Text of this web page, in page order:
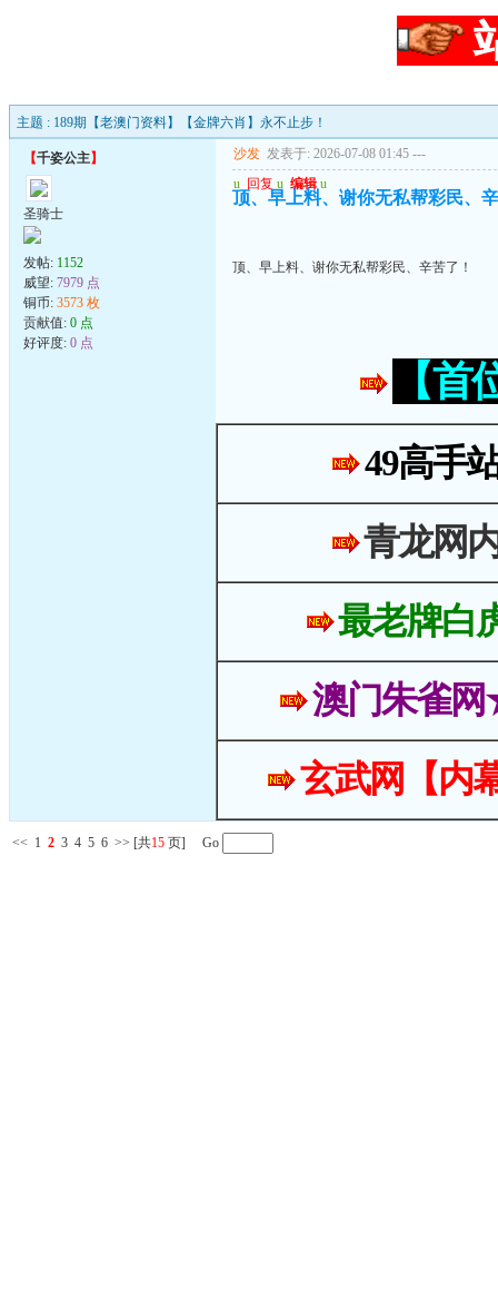
主题 : 189期【老澳门资料】【金牌六肖】永不止步！
【千姿公主】
圣骑士
发帖: 1152
威望: 7979 点
铜币: 3573 枚
贡献值: 0 点
好评度: 0 点
沙发 发表于: 2026-07-08 01:45 ---
u 回复 u 编辑 u
顶、早上料、谢你无私帮彩民、
顶、早上料、谢你无私帮彩民、辛苦了！
【
49高手
青龙网
最老牌白
澳门朱雀
玄武网【内
<< 1 2 3 4 5 6 >> [共15 页] Go